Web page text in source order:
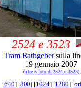
2524 e 3523
Tram Rathgebersulla
19 gennaio 2007
(altre 5 foto di 2524 e 3523)
[640] [800] [1024] [1280] [